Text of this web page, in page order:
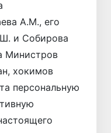
А.М., его
и Собирова
Министров
хокимов
персональную